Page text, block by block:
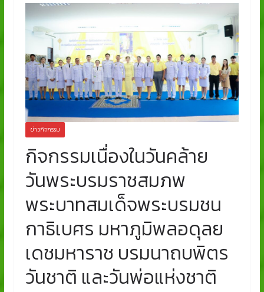
ข่าวกิจกรรม
กิจกรรมเนื่องในวันคล้าย
วันพระบรมราชสมภพ
พระบาทสมเด็จพระบรมชน
กาธิเบศร มหาภูมิพลอดุลย
เดชมหาราช บรมนาถบพิตร
วันชาติ และวันพ่อแห่งชาติ